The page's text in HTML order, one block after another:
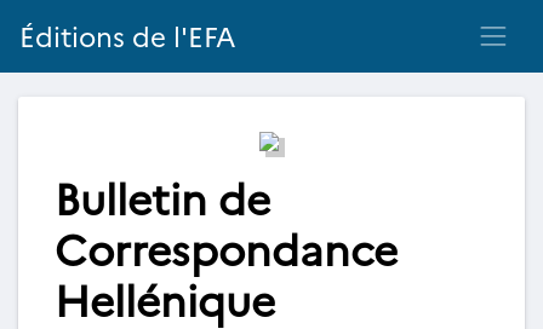
Éditions de l'EFA
Bulletin de
Correspondance
Hellénique